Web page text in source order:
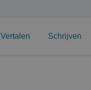
Vertalen Schrijven